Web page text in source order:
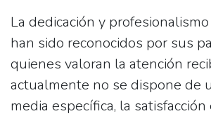
La dedicación y
han sido reconocidos por sus
quienes valoran la atención
actualmente no se dispone de
media específica, la